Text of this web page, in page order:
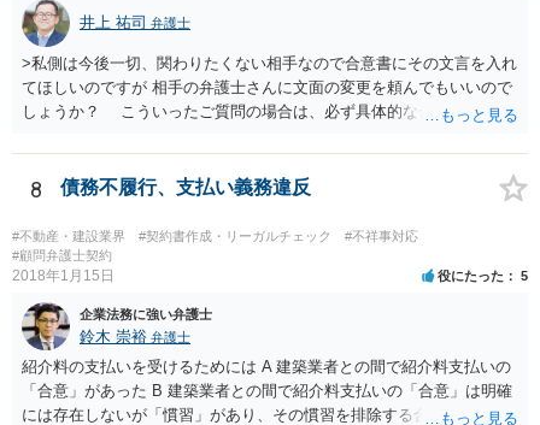
弁護士と相談しながら、対応策を検討する方がよいでしょう。 また、
返還が難しい場合、損害賠償を請求する事はできますでしょうか？ 法
的には可能ですが、立証の問題があります。 協議でも問題にできそう
ですが、調停なども検討できるでしょう。 また、返還請求も損害賠償
請求もせず、「詐欺」として、警察に被害届を出す事は可能でしょう
上がります。 警察に相談されてもよい事案だとは思います。
井上 祐司 弁護士
>私側は今後一切、関わりたくない相手なので合意書にその文言を入れ
てほしいのですが 相手の弁護士さんに文面の変更を頼んでもいいので
しょうか？ こういったご質問の場合は、必ず具体的な合意書案をも
には、ご質問のような懸念を払しょくするために、 「甲及び乙は，本
示談書に記載するもののほか，甲と乙の間には何らの債権債務が存し
です。 以上に加え、「本件については，当事者協議の結果，上記示
談条件のとおり示談が成立したので，今後本件の上記示談内容に関し
てはどんな事情が生じても双方共裁判上又は裁判外においても一切異
議，請求の申立をしないことを誓約する。」という条項を入れること
がありますが、この条項は一つのプレッシャーのようなもので、現実
には今後一切裁判を起こす権利を放棄する、という合意はできません
し、予測できない後発的損害については示談後であっても請求できる
ので、上記の清算条項のみの場合がほとんどです。
8 債務不履行、支払い義務違反
#不動産・建設業界 #契約書作成・リーガルチェック
#不祥事対応
#顧問弁護士契約
2018年1月15日 役にたった 5
企業法務に強い弁護士
鈴木 崇裕 弁護士
紹介料の支払いを受けるためには A 建築業者との間で紹介料支払いの
「合意」があった B 建築業者との間で紹介料支払いの「合意」は明確
には存在しないが「慣習」があり、その慣習を排除する合意がない と